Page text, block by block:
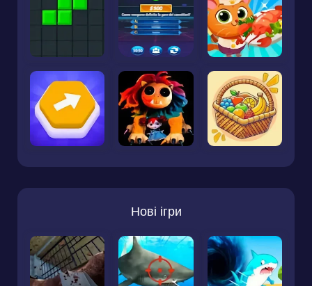
Нові ігри